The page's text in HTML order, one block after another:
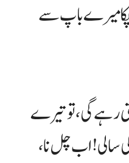
میرے باپ سے
رہے گی، تو تیرے
سالی! اب چل نا،